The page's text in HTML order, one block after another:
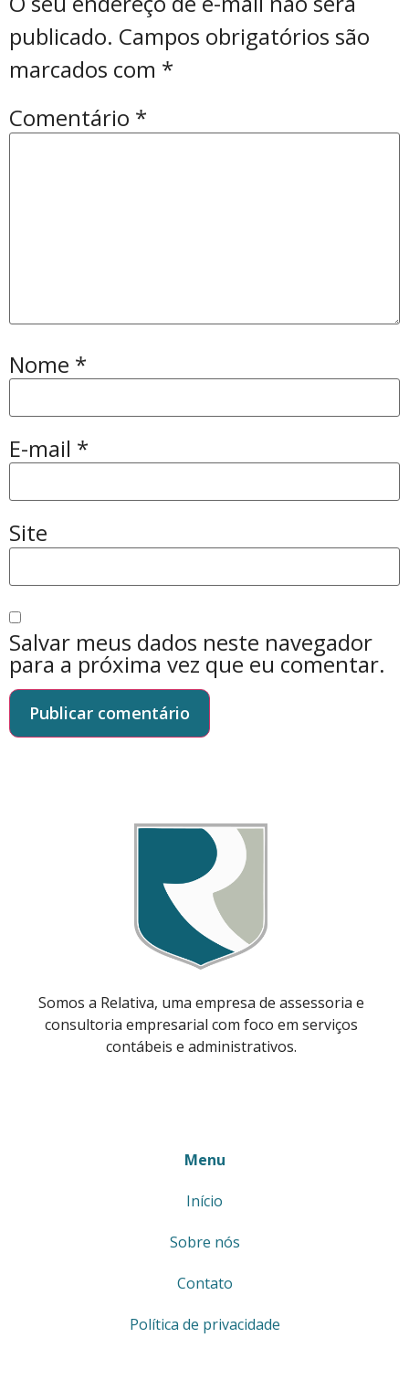
publicado. Campos obrigatórios são
marcados com *
Comentário *
Nome *
E-mail *
Site
Salvar meus dados neste navegador
para a próxima vez que eu comentar.
Somos a Relativa, uma empresa de assessoria e
consultoria empresarial com foco em serviços
contábeis e administrativos.
Menu
Início
Sobre nós
Contato
Política de privacidade